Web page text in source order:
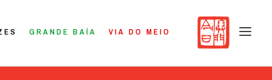
GRANDE BAÍA VIA DO MEIO